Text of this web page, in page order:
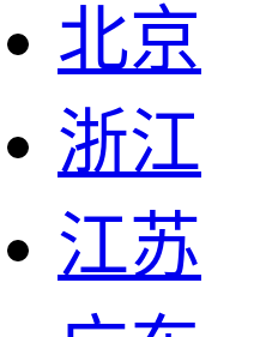
北京
浙江
江苏